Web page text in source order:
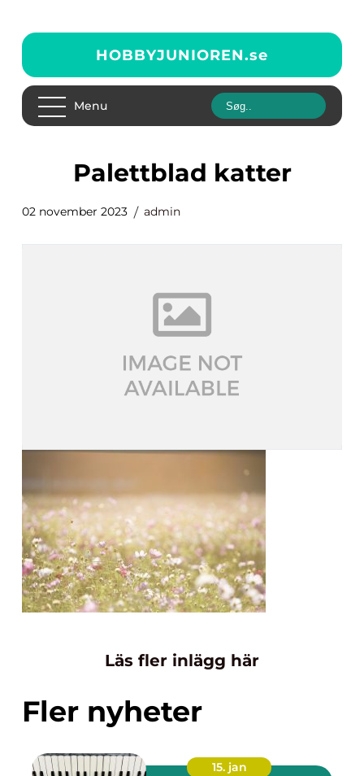
HOBBYJUNIOREN.se
Menu
palettblad katter
02 november 2023 admin
Läs fler inlägg här
Fler nyheter
15. jan